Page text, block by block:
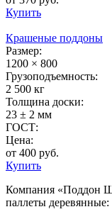
Купить
Крашеные поддоны
Размер:
1200 × 800
Грузоподъемность:
2 500 кг
Толщина доски:
23 ± 2 мм
ГОСТ:
Цена:
от 400 руб.
Купить
Компания «Поддон
паллеты деревянные: